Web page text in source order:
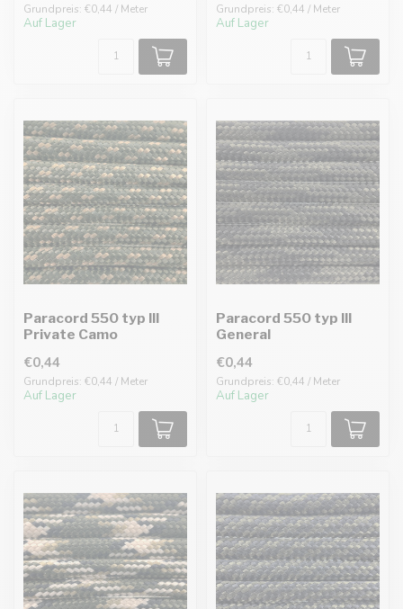
Grundpreis: €0,44 / Meter
Auf Lager
Grundpreis: €0,44 / Meter
Auf Lager
Paracord 550 typ III
Private Camo
€0,44
Grundpreis: €0,44 / Meter
Auf Lager
Paracord 550 typ III
General
€0,44
Grundpreis: €0,44 / Meter
Auf Lager